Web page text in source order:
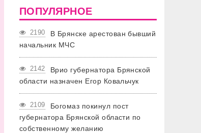
ПОПУЛЯРНОЕ
2190
В Брянске арестован бывший
начальник МЧС
2142
Врио губернатора Брянской
области назначен Егор Ковальчук
2109
Богомаз покинул пост
губернатора Брянской области по
собственному желанию